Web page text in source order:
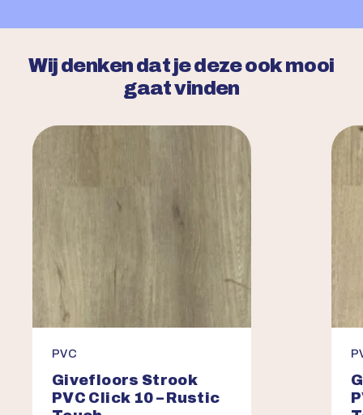
Wij denken dat je deze ook mooi
gaat vinden
PVC
Givefloors Strook
PVC Click 10 – Rustic